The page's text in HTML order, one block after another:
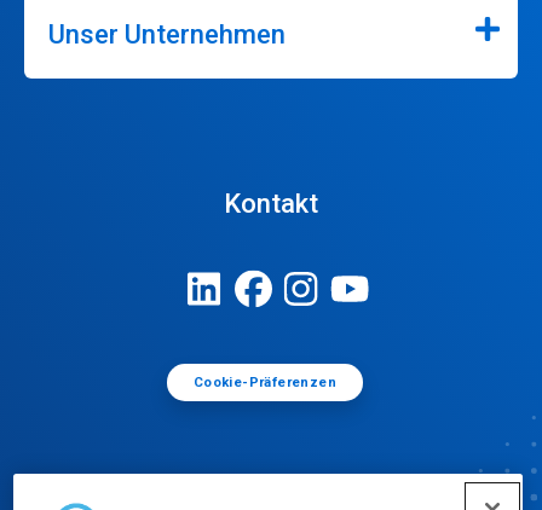
Unser Unternehmen
Kontakt
Cookie-Präferenzen